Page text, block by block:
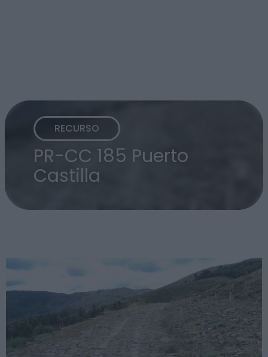
RECURSO
PR-CC 185 Puerto
Castilla